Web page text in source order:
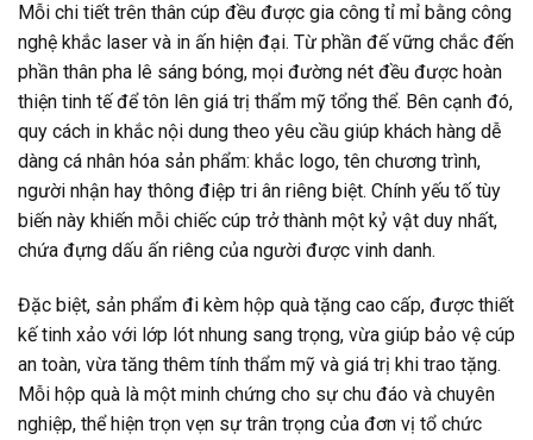
Mỗi chi tiết trên thân cúp đều được gia công tỉ mỉ bằng công
nghệ khắc laser và in ấn hiện đại. Từ phần đế vững chắc đến
phần thân pha lê sáng bóng, mọi đường nét đều được hoàn
thiện tinh tế để tôn lên giá trị thẩm mỹ tổng thể. Bên cạnh đó,
quy cách in khắc nội dung theo yêu cầu giúp khách hàng dễ
dàng cá nhân hóa sản phẩm: khắc logo, tên chương trình,
người nhận hay thông điệp tri ân riêng biệt. Chính yếu tố tùy
biến này khiến mỗi chiếc cúp trở thành một kỷ vật duy nhất,
chứa đựng dấu ấn riêng của người được vinh danh.
Đặc biệt, sản phẩm đi kèm hộp quà tặng cao cấp, được thiết
kế tinh xảo với lớp lót nhung sang trọng, vừa giúp bảo vệ cúp
an toàn, vừa tăng thêm tính thẩm mỹ và giá trị khi trao tặng.
Mỗi hộp quà là một minh chứng cho sự chu đáo và chuyên
nghiệp, thể hiện trọn vẹn sự trân trọng của đơn vị tổ chức